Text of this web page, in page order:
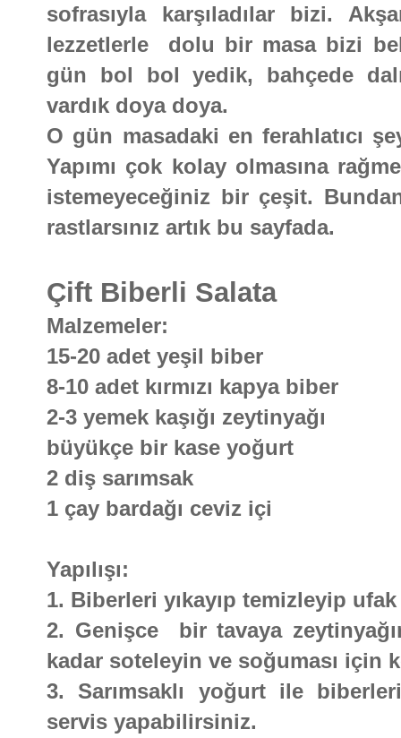
sofrasıyla karşıladılar bizi.
lezzetlerle dolu bir masa bizi
gün bol bol yedik, bahçede
vardık doya doya.
O gün masadaki en ferahlatıcı
Yapımı çok kolay olmasına
istemeyeceğiniz bir çeşit.
rastlarsınız artık bu sayfada.
Çift Biberli Salata
Malzemeler:
15-20 adet yeşil biber
8-10 adet kırmızı kapya biber
2-3 yemek kaşığı zeytinyağı
büyükçe bir kase yoğurt
2 diş sarımsak
1 çay bardağı ceviz içi
Yapılışı:
1. Biberleri yıkayıp temizleyip
2. Genişce bir tavaya
kadar soteleyin ve soğuması için
3. Sarımsaklı yoğurt ile
servis yapabilirsiniz.